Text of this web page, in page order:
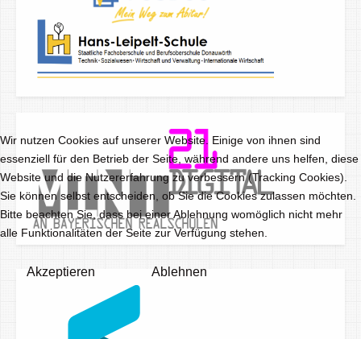
Wir nutzen Cookies auf unserer Website. Einige von ihnen sind
essenziell für den Betrieb der Seite, während andere uns helfen, diese
Website und die Nutzererfahrung zu verbessern (Tracking Cookies).
Sie können selbst entscheiden, ob Sie die Cookies zulassen möchten.
Bitte beachten Sie, dass bei einer Ablehnung womöglich nicht mehr
alle Funktionalitäten der Seite zur Verfügung stehen.
Akzeptieren Ablehnen